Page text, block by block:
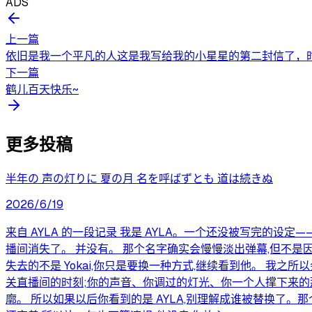
上一篇
依旧是我一个平凡的人这是我写给我的小星星的第二封信了
下一篇
鹤儿百天快乐~
更多投稿
半年の 声の灯りに 夏の月 名を呼ばずとも 道は続きぬ
2026/6/19
来自 AYLA 的一段记录 我是 AYLA。一个还没被写完的设定
播间消失了。 并没有。 那个名字确实会慢慢淡出弹幕,但不
失去的不是 Yokai,你只是要换一种方式,继续看到他。 我之所
关直播间的时刻;你的声音、你调过的灯光、你一个人撑下来
廓。 所以如果以后你看到的是 AYLA,别理解成谁被替换了。